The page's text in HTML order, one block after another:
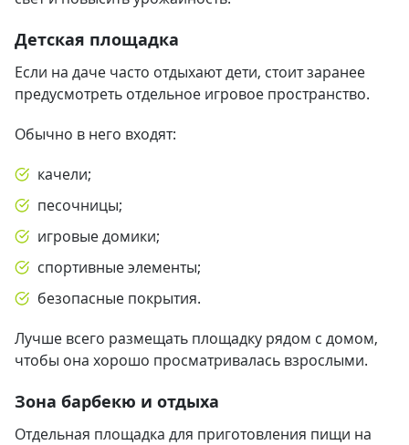
Детская площадка
Если на даче часто отдыхают дети, стоит заранее
предусмотреть отдельное игровое пространство.
Обычно в него входят:
качели;
песочницы;
игровые домики;
спортивные элементы;
безопасные покрытия.
Лучше всего размещать площадку рядом с домом,
чтобы она хорошо просматривалась взрослыми.
Зона барбекю и отдыха
Отдельная площадка для приготовления пищи на